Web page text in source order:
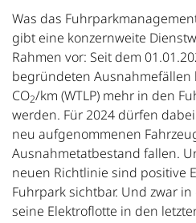
Was das
gibt eine konzernweite
Rahmen vor: Seit dem
begründeten Ausnahmefällen
CO2/km (WTLP) mehr in den
werden. Für 2024 dürfen
neu aufgenommenen
Ausnahmetatbestand fallen.
neuen Richtlinie sind positive
Fuhrpark sichtbar. Und zwar in
seine Elektroflotte in den